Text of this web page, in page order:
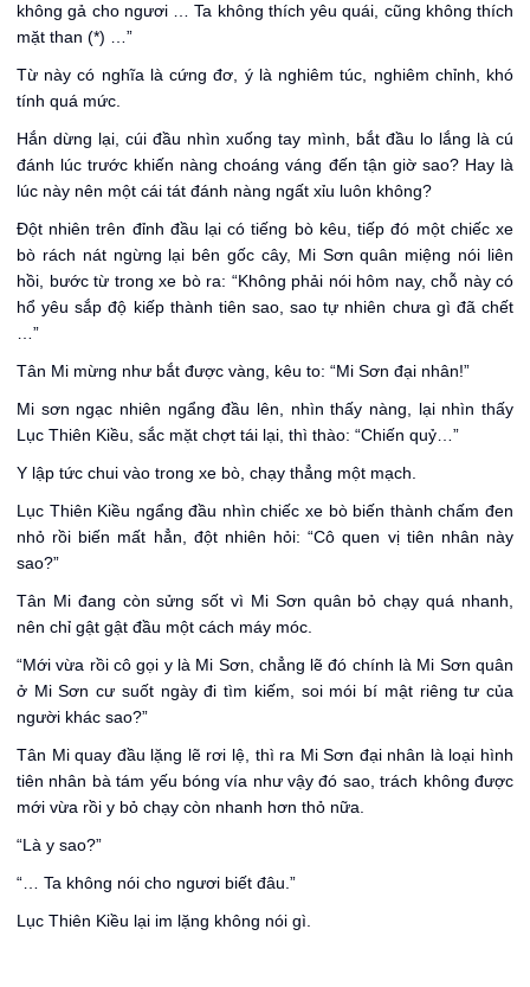
không gả cho ngươi … Ta không thích yêu quái, cũng không thích
mặt than (*) …”
Từ này có nghĩa là cứng đơ, ý là nghiêm túc, nghiêm chỉnh, khó
tính quá mức.
Hắn dừng lại, cúi đầu nhìn xuống tay mình, bắt đầu lo lắng là cú
đánh lúc trước khiến nàng choáng váng đến tận giờ sao? Hay là
lúc này nên một cái tát đánh nàng ngất xỉu luôn không?
Đột nhiên trên đỉnh đầu lại có tiếng bò kêu, tiếp đó một chiếc xe
bò rách nát ngừng lại bên gốc cây, Mi Sơn quân miệng nói liên
hồi, bước từ trong xe bò ra: “Không phải nói hôm nay, chỗ này có
hổ yêu sắp độ kiếp thành tiên sao, sao tự nhiên chưa gì đã chết
…”
Tân Mi mừng như bắt được vàng, kêu to: “Mi Sơn đại nhân!”
Mi sơn ngạc nhiên ngẩng đầu lên, nhìn thấy nàng, lại nhìn thấy
Lục Thiên Kiều, sắc mặt chợt tái lại, thì thào: “Chiến quỷ…”
Y lập tức chui vào trong xe bò, chạy thẳng một mạch.
Lục Thiên Kiều ngẩng đầu nhìn chiếc xe bò biến thành chấm đen
nhỏ rồi biến mất hẳn, đột nhiên hỏi: “Cô quen vị tiên nhân này
sao?”
Tân Mi đang còn sửng sốt vì Mi Sơn quân bỏ chạy quá nhanh,
nên chỉ gật gật đầu một cách máy móc.
“Mới vừa rồi cô gọi y là Mi Sơn, chẳng lẽ đó chính là Mi Sơn quân
ở Mi Sơn cư suốt ngày đi tìm kiếm, soi mói bí mật riêng tư của
người khác sao?”
Tân Mi quay đầu lặng lẽ rơi lệ, thì ra Mi Sơn đại nhân là loại hình
tiên nhân bà tám yếu bóng vía như vậy đó sao, trách không được
mới vừa rồi y bỏ chạy còn nhanh hơn thỏ nữa.
“Là y sao?”
“… Ta không nói cho ngươi biết đâu.”
Lục Thiên Kiều lại im lặng không nói gì.